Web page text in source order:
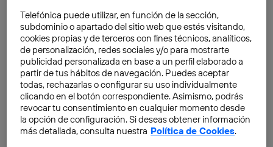
Telefónica puede utilizar, en función de la sección,
subdominio o apartado del sitio web que estés visitando,
cookies propias y de terceros con fines técnicos, analíticos,
de personalización, redes sociales y/o para mostrarte
publicidad personalizada en base a un perfil elaborado a
partir de tus hábitos de navegación. Puedes aceptar
todas, rechazarlas o configurar su uso individualmente
clicando en el botón correspondiente. Asimismo, podrás
revocar tu consentimiento en cualquier momento desde
la opción de configuración. Si deseas obtener información
más detallada, consulta nuestra Política de Cookies.